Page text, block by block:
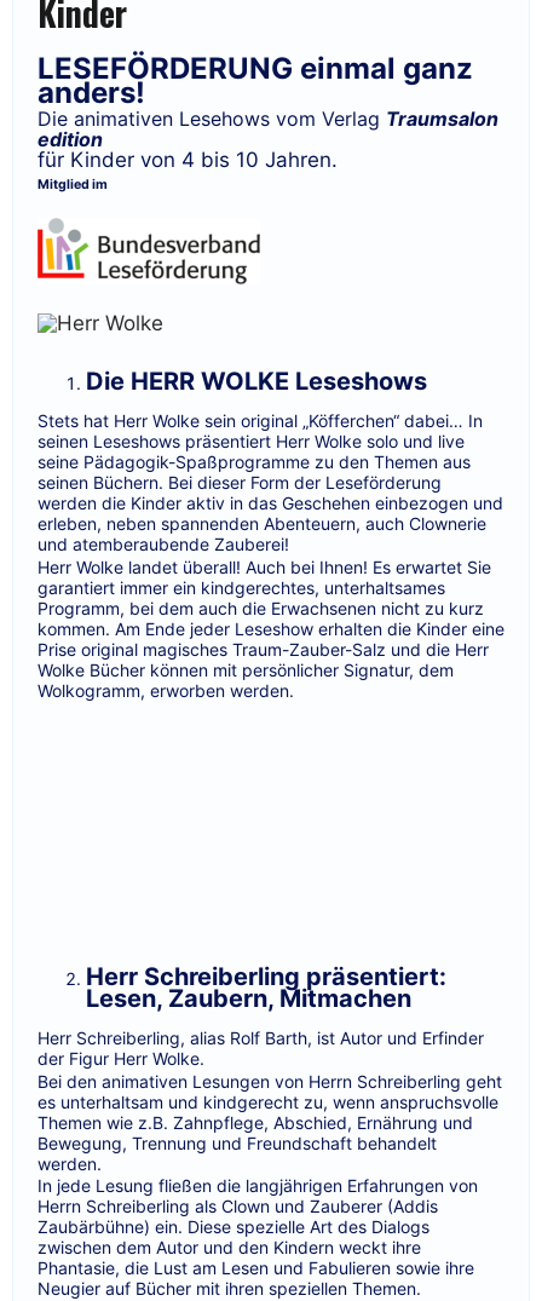
Kinder
LESEFÖRDERUNG einmal ganz
anders!
Die animativen Lesehows vom Verlag Traumsalon
edition
für Kinder von 4 bis 10 Jahren.
Mitglied im
Die HERR WOLKE Leseshows
Stets hat Herr Wolke sein original „Köfferchen“ dabei… In
seinen Leseshows präsentiert Herr Wolke solo und live
seine Pädagogik-Spaßprogramme zu den Themen aus
seinen Büchern. Bei dieser Form der Leseförderung
werden die Kinder aktiv in das Geschehen einbezogen und
erleben, neben spannenden Abenteuern, auch Clownerie
und atemberaubende Zauberei!
Herr Wolke landet überall! Auch bei Ihnen! Es erwartet Sie
garantiert immer ein kindgerechtes, unterhaltsames
Programm, bei dem auch die Erwachsenen nicht zu kurz
kommen. Am Ende jeder Leseshow erhalten die Kinder eine
Prise original magisches Traum-Zauber-Salz und die Herr
Wolke Bücher können mit persönlicher Signatur, dem
Wolkogramm, erworben werden.
Herr Schreiberling präsentiert:
Lesen, Zaubern, Mitmachen
Herr Schreiberling, alias Rolf Barth, ist Autor und Erfinder
der Figur Herr Wolke.
Bei den animativen Lesungen von Herrn Schreiberling geht
es unterhaltsam und kindgerecht zu, wenn anspruchsvolle
Themen wie z.B. Zahnpflege, Abschied, Ernährung und
Bewegung, Trennung und Freundschaft behandelt
werden.
In jede Lesung fließen die langjährigen Erfahrungen von
Herrn Schreiberling als Clown und Zauberer (Addis
Zaubärbühne) ein. Diese spezielle Art des Dialogs
zwischen dem Autor und den Kindern weckt ihre
Phantasie, die Lust am Lesen und Fabulieren sowie ihre
Neugier auf Bücher mit ihren speziellen Themen.